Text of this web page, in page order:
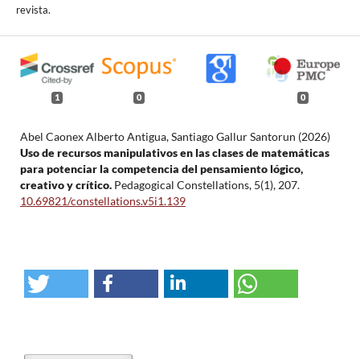
revista.
1 0 0
Abel Caonex Alberto Antigua, Santiago Gallur Santorun (2026)
Uso de recursos manipulativos en las clases de matemáticas
para potenciar la competencia del pensamiento lógico,
creativo y crítico. Pedagogical Constellations, 5(1),207.
10.69821/constellations.v5i1.139